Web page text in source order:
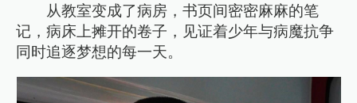
从教室变成了病房，书页间密密麻麻的笔
记，病床上摊开的卷子，见证着少年与病魔抗争
同时追逐梦想的每一天。